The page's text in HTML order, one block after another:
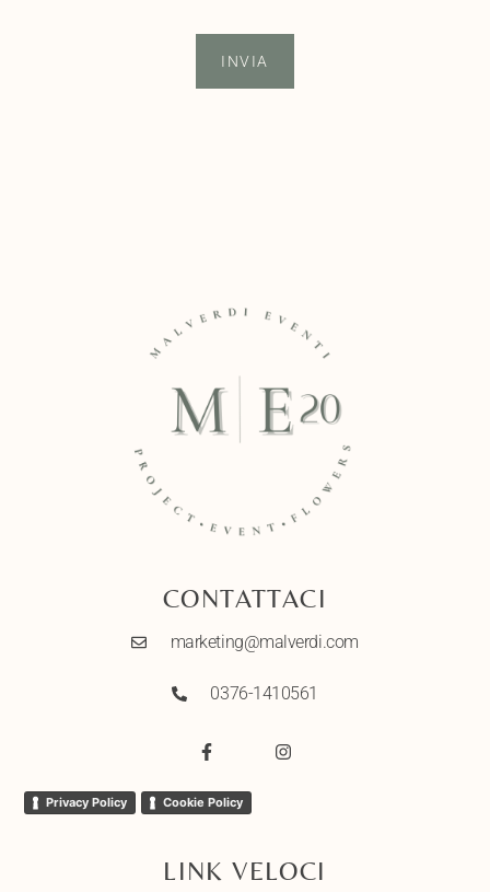
INVIA
CONTATTACI
marketing@malverdi.com
0376-1410561
Privacy Policy Cookie Policy
LINK VELOCI